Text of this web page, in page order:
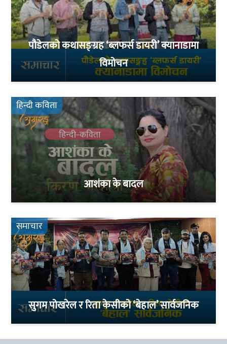
पौडेलको कथासङ्ग्रह ‘ब्लफर्स डायरी’ क्यानाडामा
विमोचन
हिन्दी कविता
आशंका के बादल
समाचार
सुगम पोखरेल र रिता केसीको ‘बेहाल’ सार्वजनिक